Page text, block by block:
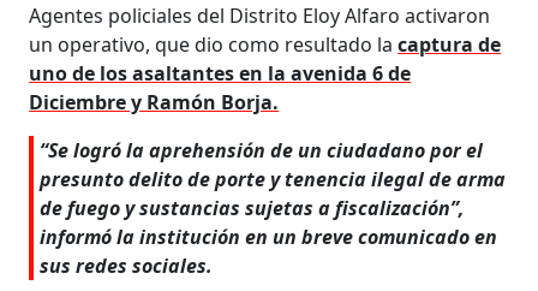
Agentes policiales del Distrito Eloy Alfaro activaron
un operativo, que dio como resultado lacaptura de
uno de los asaltantes en la avenida 6 de
Diciembre y Ramón Borja.
“Se logró la aprehensión de un ciudadano por el
presunto delito de porte y tenencia ilegal de arma
de fuego y sustancias sujetas a fiscalización”,
informó la institución en un breve comunicado en
sus redes sociales.